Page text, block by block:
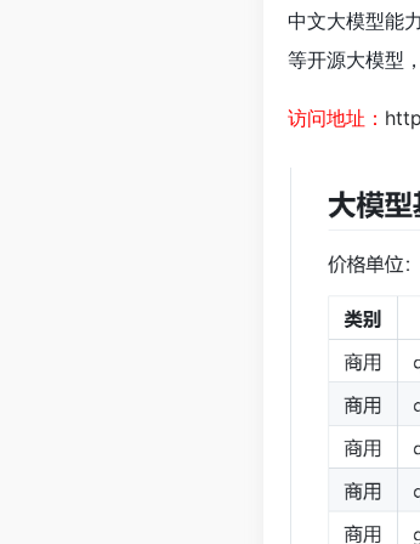
中文大模型能
等开源大模型
访问地址：